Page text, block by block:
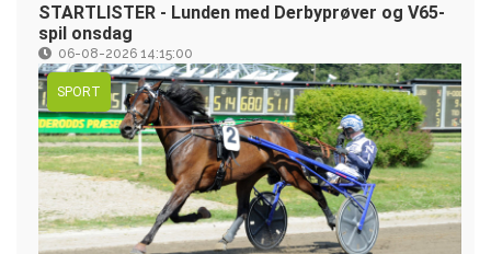
STARTLISTER - Lunden med Derbyprøver og V65-
spil onsdag
06-08-2026 14:15:00
SPORT